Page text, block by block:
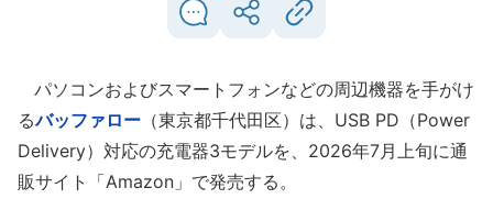
パソコンおよびスマートフォンなどの周辺機器を手がけ
るバッファロー （東京都千代田区）は、USB PD（Power
Delivery）対応の充電器3モデルを、2026年7月上旬に通
販サイト「Amazon」で発売する。